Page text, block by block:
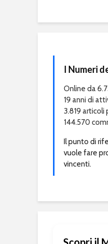
I Numeri
Online da
19 anni di
3.819 articoli
144.570
Il punto di
vuole fare
vincenti.